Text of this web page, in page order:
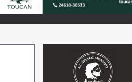
READ MORE